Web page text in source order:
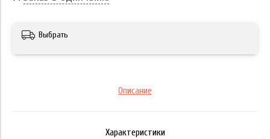
Выбрать
Описание
Характеристики